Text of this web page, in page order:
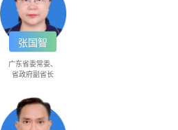
张国智
广东省委常委、
省政府副省长